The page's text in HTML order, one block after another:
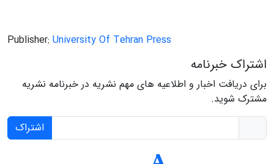
Publisher: University Of Tehran Press
اشتراک خبرنامه
برای دریافت اخبار و اطلاعیه های مهم نشریه در خبرنامه نشریه
مشترک شوید.
اشتراک